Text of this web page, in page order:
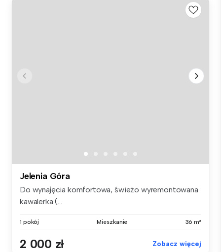
Jelenia Góra
Do wynajęcia komfortowa, świeżo wyremontowana
kawalerka (...
1 pokój Mieszkanie 36 m²
2 000 zł Zobacz więcej